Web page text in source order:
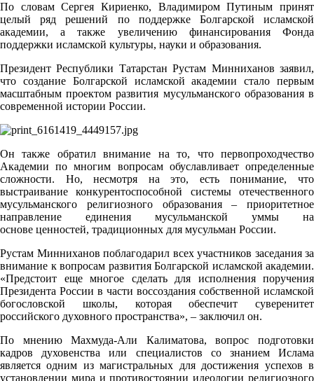
По словам Сергея Кириенко, Владимиром Путиным принят
целый ряд решений по поддержке Болгарской исламской
академии, а также увеличению финансирования Фонда
поддержки исламской культуры, науки и образования.
Президент Республики Татарстан Рустам Минниханов заявил,
что создание Болгарской исламской академии стало первым
масштабным проектом развития мусульманского образования в
современной истории России.
Он также обратил внимание на то, что первопроходчество
Академии по многим вопросам обуславливает определенные
сложности. Но, несмотря на это, есть понимание, что
выстраивание конкурентоспособной системы отечественного
мусульманского религиозного образования – приоритетное
направление единения мусульманской уммы на
основе ценностей, традиционных для мусульман России.
Рустам Минниханов поблагодарил всех участников заседания за
внимание к вопросам развития Болгарской исламской академии.
«Предстоит еще многое сделать для исполнения поручения
Президента России в части воссоздания собственной исламской
богословской школы, которая обеспечит суверенитет
российского духовного пространства», – заключил он.
По мнению Махмуда-Али Калиматова, вопрос подготовки
кадров духовенства или специалистов со знанием Ислама
является одним из магистральных для достижения успехов в
установлении мира и противостоянии идеологии религиозного